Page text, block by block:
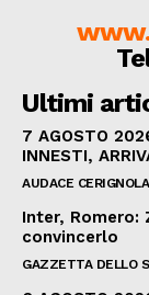
Ultimi
7 AGOSTO
INNESTI,
AUDACE CERIGNOLA
Inter,
convincerlo
GAZZETTA DELLO